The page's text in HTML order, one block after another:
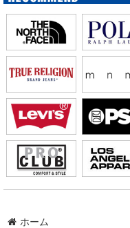
ホーム